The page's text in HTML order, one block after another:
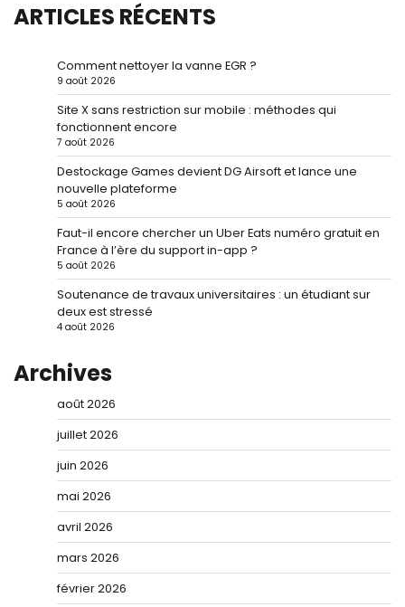
ARTICLES RÉCENTS
Comment nettoyer la vanne EGR ?
9 août 2026
Site X sans restriction sur mobile : méthodes qui
fonctionnent encore
7 août 2026
Destockage Games devient DG Airsoft et lance une
nouvelle plateforme
5 août 2026
Faut-il encore chercher un Uber Eats numéro gratuit en
France à l’ère du support in-app ?
5 août 2026
Soutenance de travaux universitaires : un étudiant sur
deux est stressé
4 août 2026
Archives
août 2026
juillet 2026
juin 2026
mai 2026
avril 2026
mars 2026
février 2026